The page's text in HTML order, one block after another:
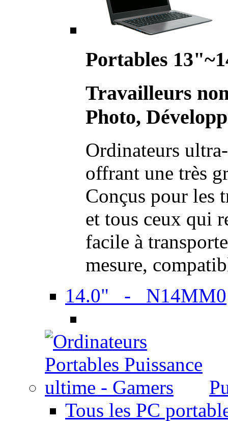
Portables
Travailleurs
Photo,
Ordinateurs
offrant une très
Conçus pour les
et tous ceux qui
facile à
mesure,
14.0" - N14MM0
Tous les PC